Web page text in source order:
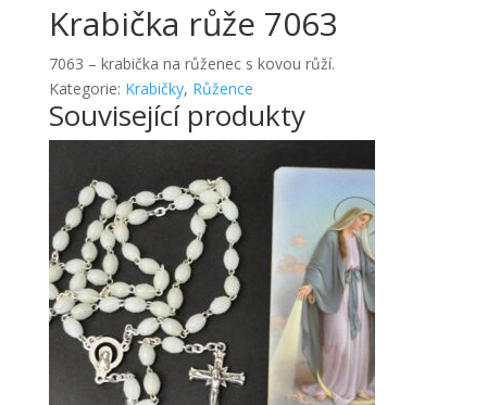
Krabička růže 7063
7063 – krabička na růženec s kovou růží.
Kategorie: Krabičky, Růžence
Související produkty